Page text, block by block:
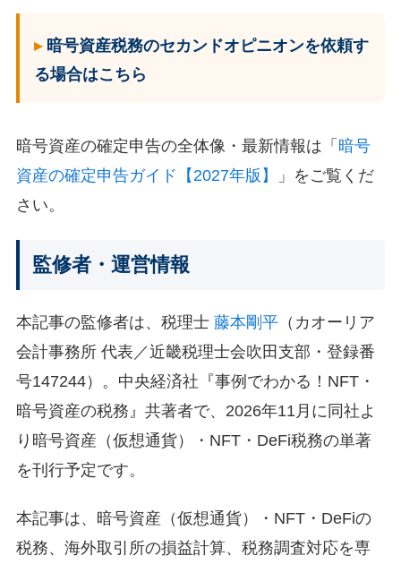
暗号資産税務のセカンドオピニオンを依頼す
る場合はこちら
暗号資産の確定申告の全体像・最新情報は「 暗号
資産の確定申告ガイド【2027年版】
」をご覧くだ
さい。
監修者・運営情報
本記事の監修者は、税理士 藤本剛平（カオーリア
会計事務所 代表／近畿税理士会吹田支部・登録番
号147244）。中央経済社『事例でわかる！NFT・
暗号資産の税務』共著者で、2026年11月に同社よ
り暗号資産（仮想通貨）・NFT・DeFi税務の単著
を刊行予定です。
本記事は、暗号資産（仮想通貨）・NFT・DeFiの
税務、海外取引所の損益計算、税務調査対応を専